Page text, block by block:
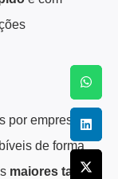
por empresas
de forma
maiores taxas